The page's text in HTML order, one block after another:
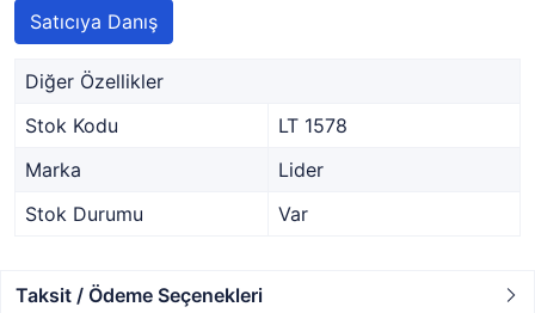
Satıcıya Danış
Diğer Özellikler
Stok Kodu
LT 1578
Marka
Lider
Stok Durumu
Var
Taksit / Ödeme Seçenekleri